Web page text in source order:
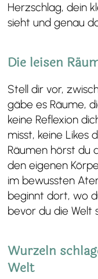
Herzschlag, dein
sieht und genau
Die leisen
Stell dir vor,
gäbe es Räume,
keine Reflexion
misst, keine Likes
Räumen hörst du
den eigenen
im bewussten
beginnt dort, wo
bevor du die Welt
Wurzeln
Welt